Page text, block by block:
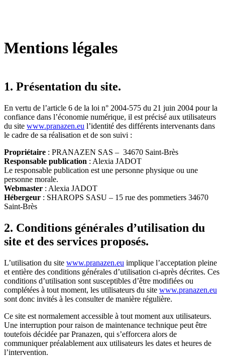
Mentions légales
1. Présentation du site.
En vertu de l’article 6 de la loi n° 2004-575 du 21 juin 2004 pour la
confiance dans l’économie numérique, il est précisé aux utilisateurs
du site www.pranazen.eu l’identité des différents intervenants dans
le cadre de sa réalisation et de son suivi :
Propriétaire : PRANAZEN SAS – 34670 Saint-Brès
Responsable publication : Alexia JADOT
Le responsable publication est une personne physique ou une
personne morale.
Webmaster : Alexia JADOT
Hébergeur : SHAROPS SASU – 15 rue des pommetiers 34670
Saint-Brès
2. Conditions générales d’utilisation du
site et des services proposés.
L’utilisation du site www.pranazen.eu implique l’acceptation pleine
et entière des conditions générales d’utilisation ci-après décrites. Ces
conditions d’utilisation sont susceptibles d’être modifiées ou
complétées à tout moment, les utilisateurs du site www.pranazen.eu
sont donc invités à les consulter de manière régulière.
Ce site est normalement accessible à tout moment aux utilisateurs.
Une interruption pour raison de maintenance technique peut être
toutefois décidée par Pranazen, qui s’efforcera alors de
communiquer préalablement aux utilisateurs les dates et heures de
l’intervention.